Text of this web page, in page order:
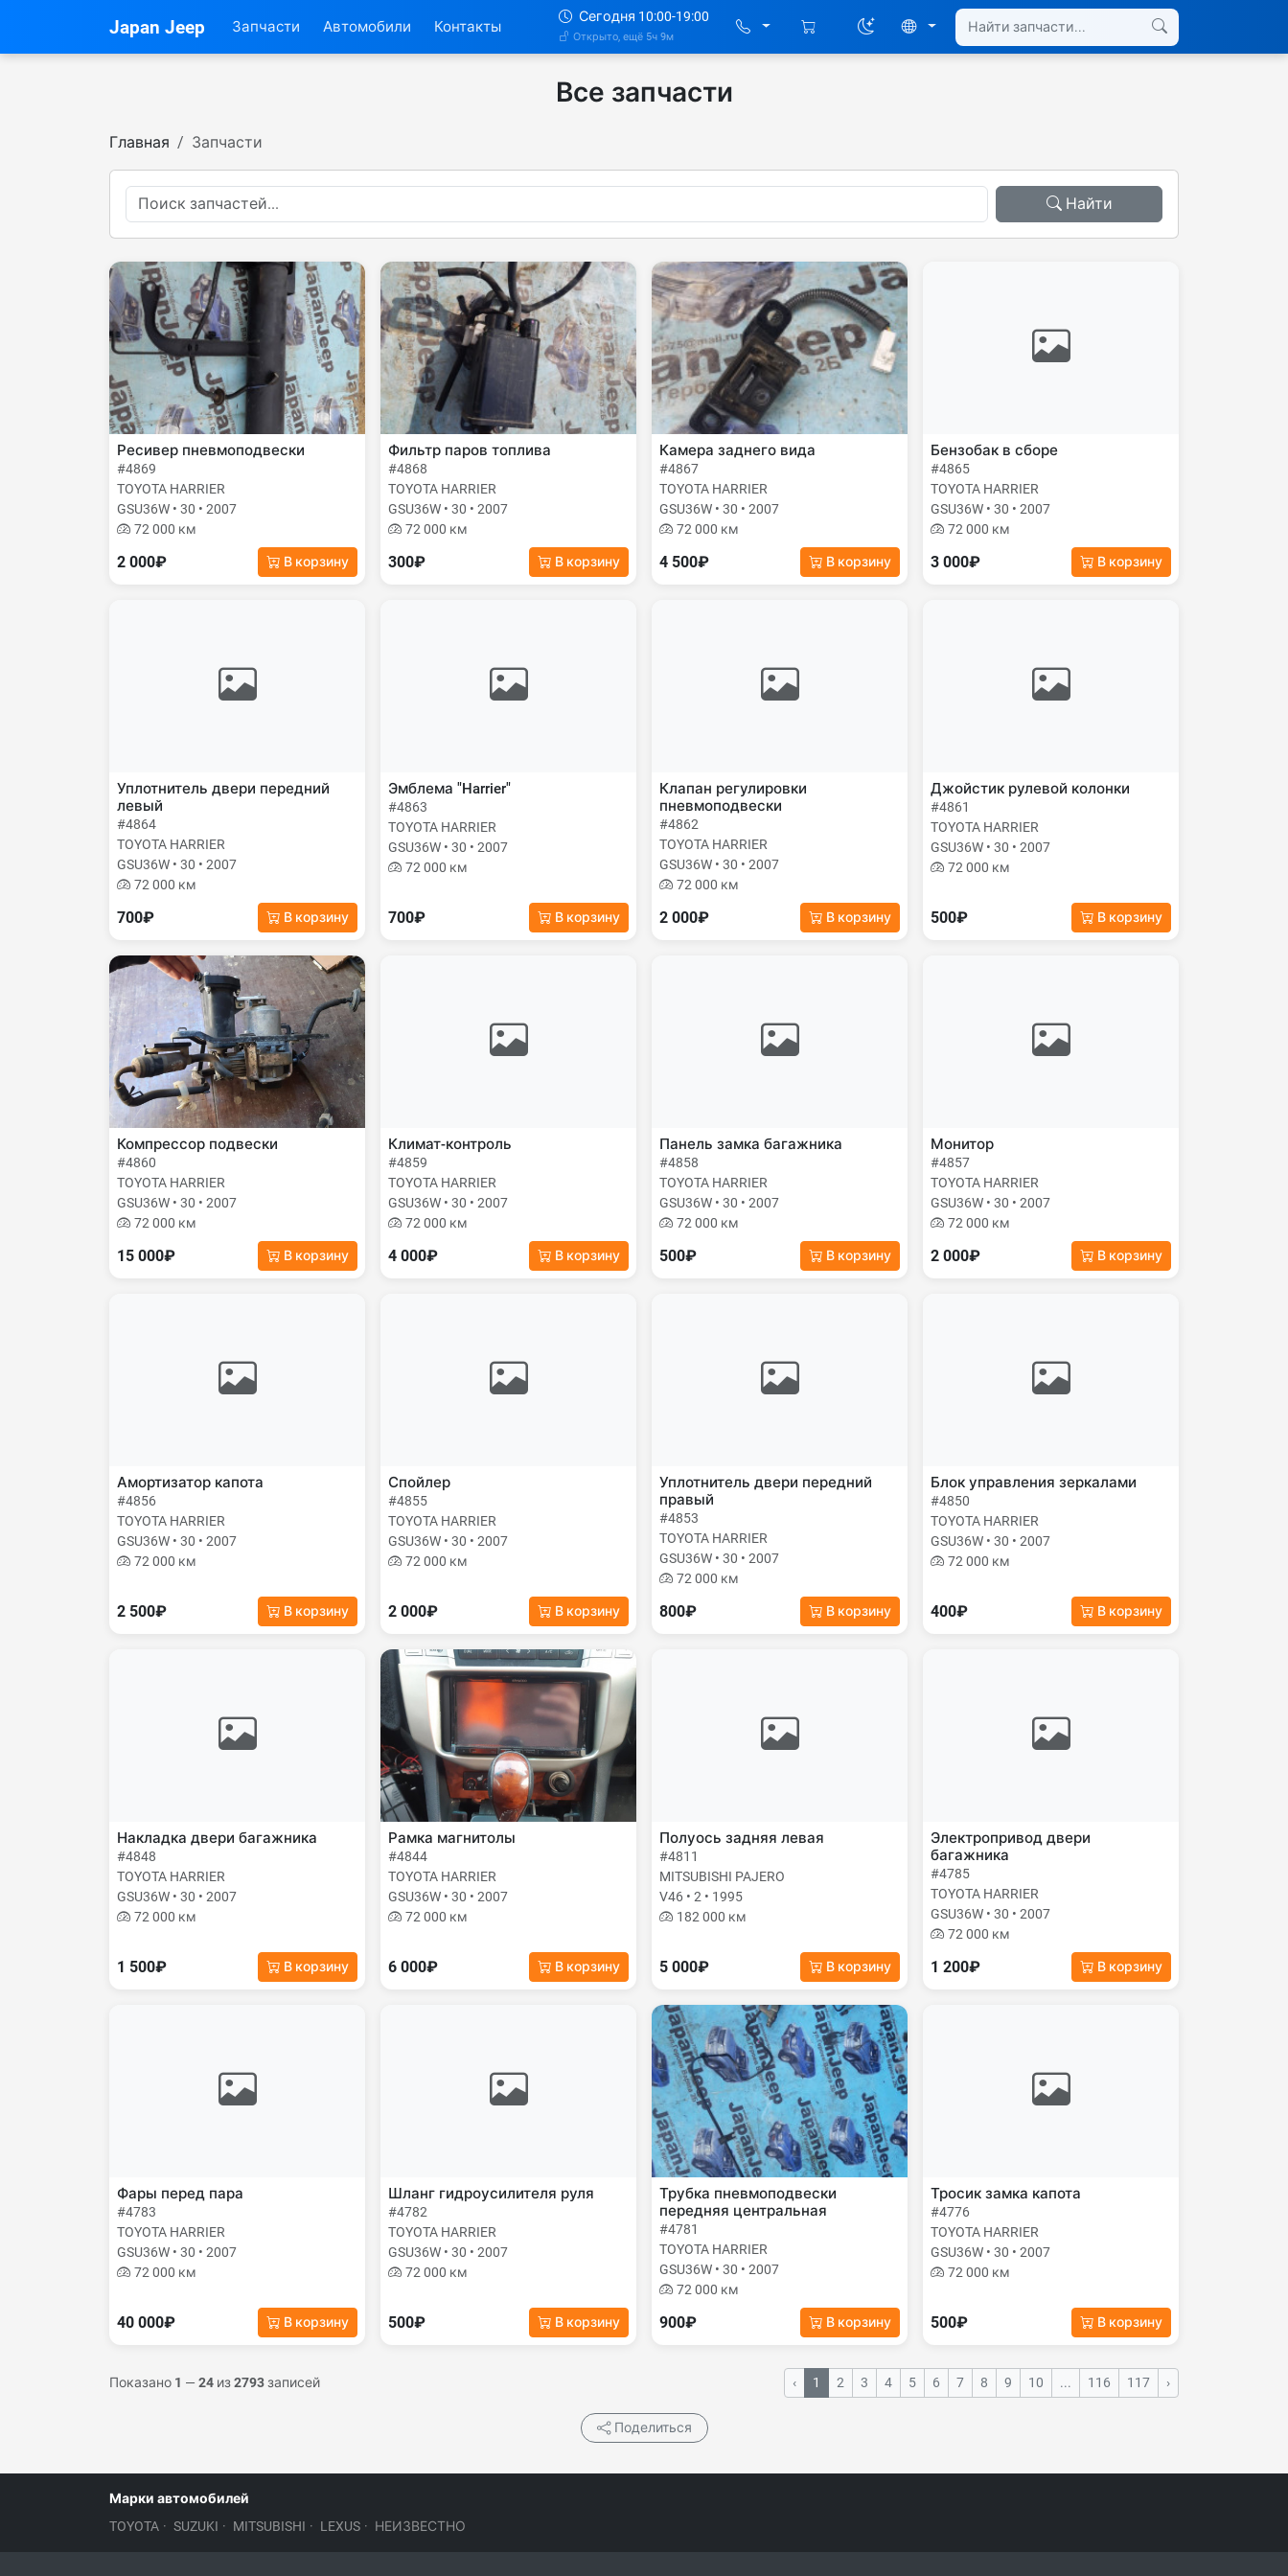
Japan Jeep Запчасти Автомобили Контакты
Сегодня 10:00-19:00
Открыто, ещё 5ч 9м
Все запчасти
Главная Запчасти
Найти
Ресивер пневмоподвески
#4869
TOYOTA HARRIER
GSU36W • 30 • 2007
72 000 км
2 000₽ В корзину
Фильтр паров топлива
#4868
TOYOTA HARRIER
GSU36W • 30 • 2007
72 000 км
300₽ В корзину
Камера заднего вида
#4867
TOYOTA HARRIER
GSU36W • 30 • 2007
72 000 км
4 500₽ В корзину
Бензобак в сборе
#4865
TOYOTA HARRIER
GSU36W • 30 • 2007
72 000 км
3 000₽ В корзину
Уплотнитель двери передний
левый
#4864
TOYOTA HARRIER
GSU36W • 30 • 2007
72 000 км
700₽ В корзину
Эмблема "Harrier"
#4863
TOYOTA HARRIER
GSU36W • 30 • 2007
72 000 км
700₽ В корзину
Клапан регулировки
пневмоподвески
#4862
TOYOTA HARRIER
GSU36W • 30 • 2007
72 000 км
2 000₽ В корзину
Джойстик рулевой колонки
#4861
TOYOTA HARRIER
GSU36W • 30 • 2007
72 000 км
500₽ В корзину
Компрессор подвески
#4860
TOYOTA HARRIER
GSU36W • 30 • 2007
72 000 км
15 000₽ В корзину
Климат-контроль
#4859
TOYOTA HARRIER
GSU36W • 30 • 2007
72 000 км
4 000₽ В корзину
Панель замка багажника
#4858
TOYOTA HARRIER
GSU36W • 30 • 2007
72 000 км
500₽ В корзину
Монитор
#4857
TOYOTA HARRIER
GSU36W • 30 • 2007
72 000 км
2 000₽ В корзину
Амортизатор капота
#4856
TOYOTA HARRIER
GSU36W • 30 • 2007
72 000 км
2 500₽ В корзину
Спойлер
#4855
TOYOTA HARRIER
GSU36W • 30 • 2007
72 000 км
2 000₽ В корзину
Уплотнитель двери передний
правый
#4853
TOYOTA HARRIER
GSU36W • 30 • 2007
72 000 км
800₽ В корзину
Блок управления зеркалами
#4850
TOYOTA HARRIER
GSU36W • 30 • 2007
72 000 км
400₽ В корзину
Накладка двери багажника
#4848
TOYOTA HARRIER
GSU36W • 30 • 2007
72 000 км
1 500₽ В корзину
Рамка магнитолы
#4844
TOYOTA HARRIER
GSU36W • 30 • 2007
72 000 км
6 000₽ В корзину
Полуось задняя левая
#4811
MITSUBISHI PAJERO
V46 • 2 • 1995
182 000 км
5 000₽ В корзину
Электропривод двери
багажника
#4785
TOYOTA HARRIER
GSU36W • 30 • 2007
72 000 км
1 200₽ В корзину
Фары перед пара
#4783
TOYOTA HARRIER
GSU36W • 30 • 2007
72 000 км
40 000₽ В корзину
Шланг гидроусилителя руля
#4782
TOYOTA HARRIER
GSU36W • 30 • 2007
72 000 км
500₽ В корзину
Трубка пневмоподвески
передняя центральная
#4781
TOYOTA HARRIER
GSU36W • 30 • 2007
72 000 км
900₽ В корзину
Тросик замка капота
#4776
TOYOTA HARRIER
GSU36W • 30 • 2007
72 000 км
500₽ В корзину
Показано 1 — 24 из2793записей ‹ 1 2 3 4 5 6 7 8 9 10 ... 116 117 ›
Поделиться
Марки автомобилей
TOYOTA · SUZUKI · MITSUBISHI · LEXUS · НЕИЗВЕСТНО